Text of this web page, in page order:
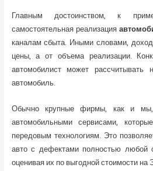
Главным достоинством, к
самостоятельная реализация
каналам сбыта. Иными словами,
цены, а от объема реализации.
автомобилист может
автомобиль.
Обычно крупные фирмы, как и мы,
автомобильными сервисами,
передовым технологиям. Это
авто с дефектами полностью любой
оценивая их по выгодной стоимости на